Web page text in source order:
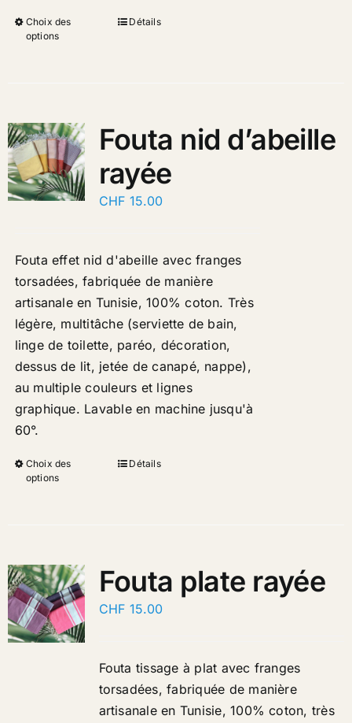
Choix des
options
Détails
Fouta nid d’abeille
rayée
CHF 15.00
Fouta effet nid d'abeille avec franges
torsadées, fabriquée de manière
artisanale en Tunisie, 100% coton. Très
légère, multitâche (serviette de bain,
linge de toilette, paréo, décoration,
dessus de lit, jetée de canapé, nappe),
au multiple couleurs et lignes
graphique. Lavable en machine jusqu'à
60°.
Choix des
options
Détails
Fouta plate rayée
CHF 15.00
Fouta tissage à plat avec franges
torsadées, fabriquée de manière
artisanale en Tunisie, 100% coton, très